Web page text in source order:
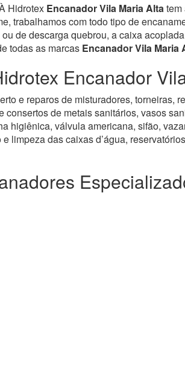
Hidrotex Encanador Vila Maria Altatem
trabalhamos com todo tipo de
de descarga quebrou, a caixa
todas as marcas Encanador Vila Maria
Encanador
e reparos de misturadores, torneiras,
de metais sanitários, vasos
higiênica, válvula americana, sifão,
limpeza das caixas d’água,